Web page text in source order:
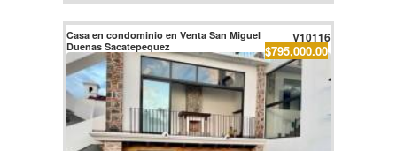
Casa en condominio en Venta San Miguel
Duenas Sacatepequez
V10116
$795,000.00